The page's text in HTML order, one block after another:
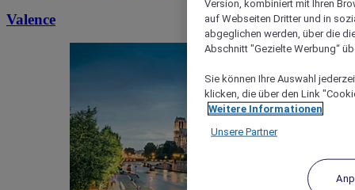
Valence
Version, kombiniert mit Ihren
auf Webseiten Dritter und in
abgeglichen werden, über die
Abschnitt "Gezielte Werbung“
Sie können Ihre Auswahl
klicken, die über den Link
Weitere Informationen
Unsere Partner